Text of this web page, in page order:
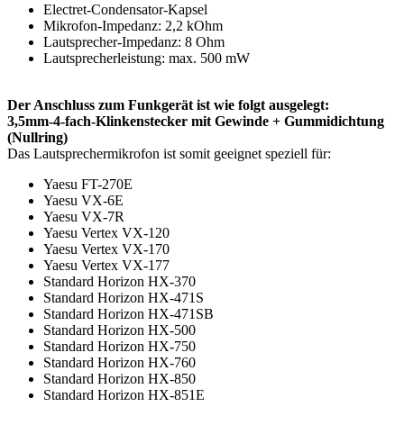
Electret-Condensator-Kapsel
Mikrofon-Impedanz: 2,2 kOhm
Lautsprecher-Impedanz: 8 Ohm
Lautsprecherleistung: max. 500 mW
Der Anschluss zum Funkgerät ist wie folgt ausgelegt:
3,5mm-4-fach-Klinkenstecker mit Gewinde + Gummidichtung
(Nullring)
Das Lautsprechermikrofon ist somit geeignet speziell für:
Yaesu FT-270E
Yaesu VX-6E
Yaesu VX-7R
Yaesu Vertex VX-120
Yaesu Vertex VX-170
Yaesu Vertex VX-177
Standard Horizon HX-370
Standard Horizon HX-471S
Standard Horizon HX-471SB
Standard Horizon HX-500
Standard Horizon HX-750
Standard Horizon HX-760
Standard Horizon HX-850
Standard Horizon HX-851E